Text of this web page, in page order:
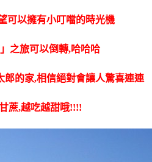
可以擁有小叮噹的時光機
之旅可以倒轉,哈哈哈
郎的家,相信絕對會讓人驚喜連連
蔗,越吃越甜哦!!!!